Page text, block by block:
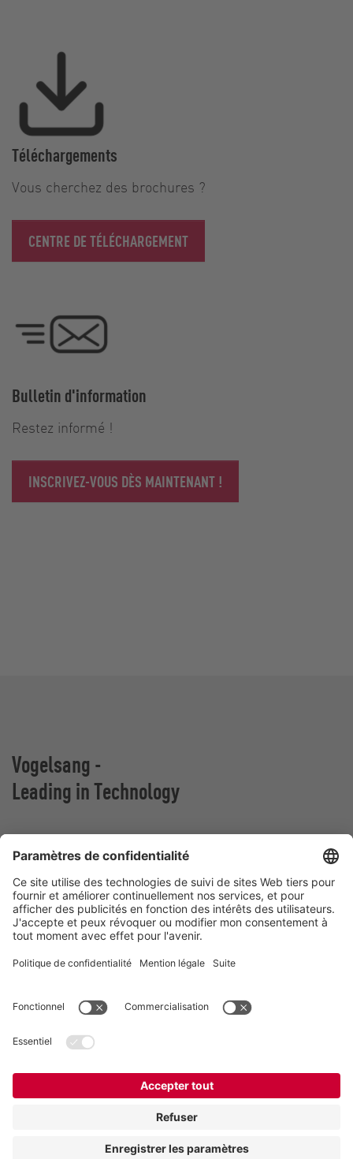
Téléchargements
Vous cherchez des brochures ?
CENTRE DE TÉLÉCHARGEMENT
Bulletin d'information
Restez informé !
INSCRIVEZ-VOUS DÈS MAINTENANT !
Vogelsang -
Leading in Technology
VOGELSANG BELGIUM N.V.
Slingerstraat 50
8820 Torhout
Belgique
Téléphone:+32 51 81 96 40
Mentions légales Politique de confidentialité